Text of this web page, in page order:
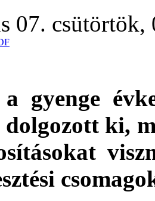
07.
gyenge
ki,